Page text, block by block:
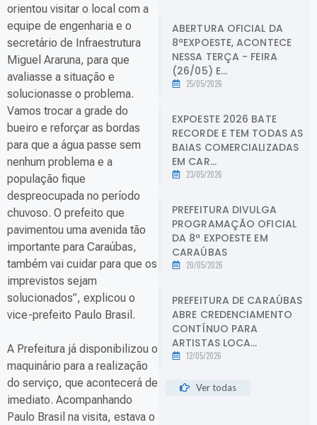
orientou visitar o local com a
equipe de engenharia e o
secretário de Infraestrutura
Miguel Araruna, para que
avaliasse a situação e
solucionasse o problema.
Vamos trocar a grade do
bueiro e reforçar as bordas
para que a água passe sem
nenhum problema e a
população fique
despreocupada no período
chuvoso. O prefeito que
pavimentou uma avenida tão
importante para Caraúbas,
também vai cuidar para que os
imprevistos sejam
solucionados”, explicou o
vice-prefeito Paulo Brasil.
A Prefeitura já disponibilizou o
maquinário para a realização
do serviço, que acontecerá de
imediato. Acompanhando
Paulo Brasil na visita, estava o
ABERTURA OFICIAL DA
8ªEXPOESTE, ACONTECE
NESSA TERÇA - FEIRA
(26/05) E...
25/05/2026
EXPOESTE 2026 BATE
RECORDE E TEM TODAS AS
BAIAS COMERCIALIZADAS
EM CAR...
23/05/2026
PREFEITURA DIVULGA
PROGRAMAÇÃO OFICIAL
DA 8ª EXPOESTE EM
CARAÚBAS
20/05/2026
PREFEITURA DE CARAÚBAS
ABRE CREDENCIAMENTO
CONTÍNUO PARA
ARTISTAS LOCA...
12/05/2026
Ver todas